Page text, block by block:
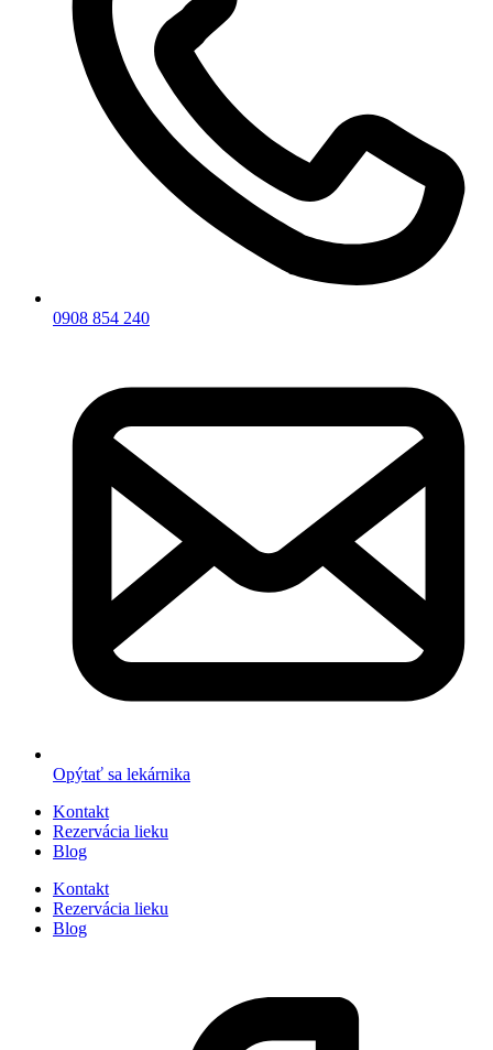
0908 854 240
Opýtať sa lekárnika
Kontakt
Rezervácia lieku
Blog
Kontakt
Rezervácia lieku
Blog